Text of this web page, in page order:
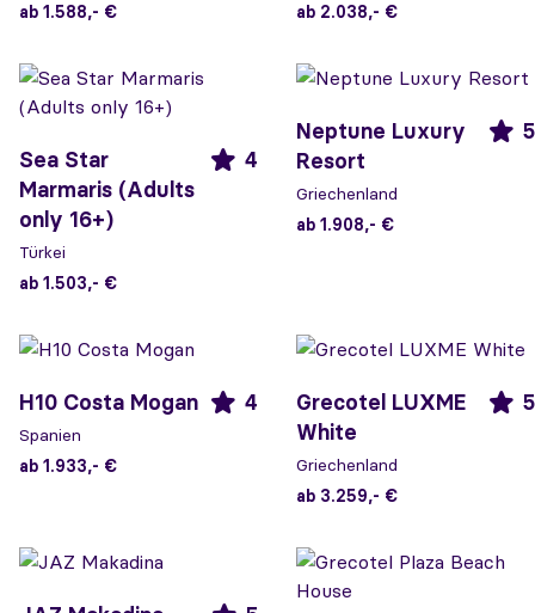
ab 1.588,- €
ab 2.038,- €
Sea Star
Marmaris (Adults
only 16+)
4
Türkei
ab 1.503,- €
Neptune Luxury
Resort
5
Griechenland
ab 1.908,- €
H10 Costa Mogan 4
Spanien
ab 1.933,- €
Grecotel LUXME
White
5
Griechenland
ab 3.259,- €